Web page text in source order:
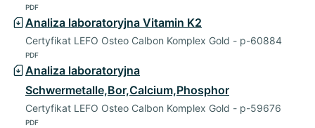
PDF
Analiza laboratoryjna Vitamin K2
Certyfikat LEFO Osteo Calbon Komplex Gold - p-60884
PDF
Analiza laboratoryjna
Schwermetalle,Bor,Calcium,Phosphor
Certyfikat LEFO Osteo Calbon Komplex Gold - p-59676
PDF